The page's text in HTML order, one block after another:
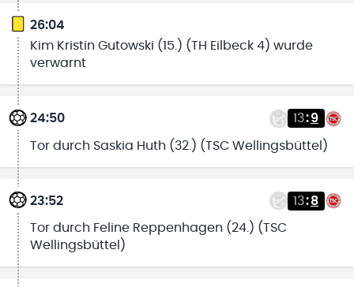
26:04
Kim Kristin Gutowski (15.) (TH Eilbeck 4) wurde
verwarnt
24:50 13:9
Tor durch Saskia Huth (32.) (TSC Wellingsbüttel)
23:52 13:8
Tor durch Feline Reppenhagen (24.) (TSC
Wellingsbüttel)